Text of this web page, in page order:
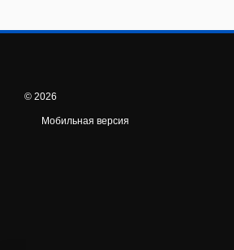
© 2026
Мобильная версия